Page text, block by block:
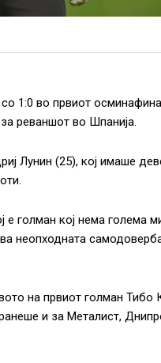
1:0 во првиот
реваншот во Шпанија.
Лунин (25), кој имаше
е голман кој нема голема
неопходната
на првиот голман Тибо
и за Металист,